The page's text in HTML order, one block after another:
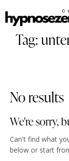
Tag:
No results
We're sorry,
Can't find what
below or start